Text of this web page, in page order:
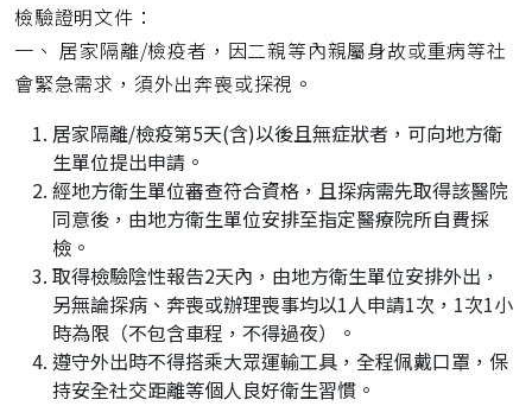
檢驗證明文件：
一、 居家隔離/檢疫者，因二親等內親屬身故或重病等社
會緊急需求，須外出奔喪或探視。
居家隔離/檢疫第5天(含)以後且無症狀者，可向地方衛
生單位提出申請。
經地方衛生單位審查符合資格，且探病需先取得該醫院
同意後，由地方衛生單位安排至指定醫療院所自費採
檢。
取得檢驗陰性報告2天內，由地方衛生單位安排外出，
另無論探病、奔喪或辦理喪事均以1人申請1次，1次1小
時為限（不包含車程，不得過夜）。
遵守外出時不得搭乘大眾運輸工具，全程佩戴口罩，保
持安全社交距離等個人良好衛生習慣。